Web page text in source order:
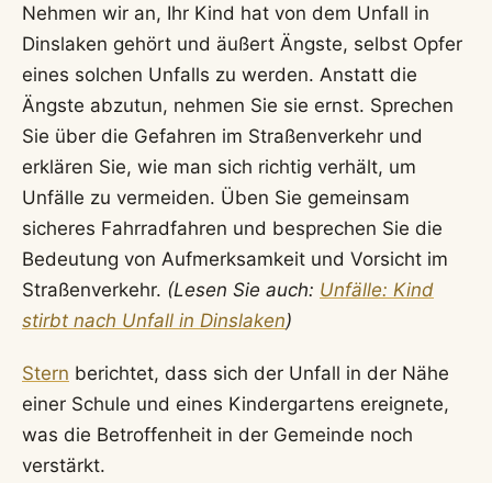
Nehmen wir an, Ihr Kind hat von dem Unfall in
Dinslaken gehört und äußert Ängste, selbst Opfer
eines solchen Unfalls zu werden. Anstatt die
Ängste abzutun, nehmen Sie sie ernst. Sprechen
Sie über die Gefahren im Straßenverkehr und
erklären Sie, wie man sich richtig verhält, um
Unfälle zu vermeiden. Üben Sie gemeinsam
sicheres Fahrradfahren und besprechen Sie die
Bedeutung von Aufmerksamkeit und Vorsicht im
Straßenverkehr. (Lesen Sie auch: Unfälle: Kind
stirbt nach Unfall in Dinslaken)
Stern berichtet, dass sich der Unfall in der Nähe
einer Schule und eines Kindergartens ereignete,
was die Betroffenheit in der Gemeinde noch
verstärkt.